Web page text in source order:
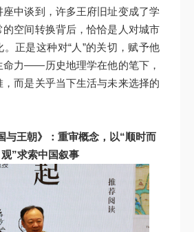
座中谈到，许多王府旧址变成了学
空间转换背后，恰恰是人对城市
正是这种对“人”的关切，赋予他
命力——历史地理学在他的笔下，
而是关乎当下生活与未来选择的
与王朝》：重审概念，以“顺时而
观”求索中国叙事